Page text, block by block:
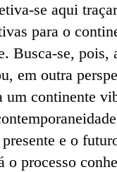
se aqui
para o
Busca-se,
em outra
um continente
presente e o
o processo